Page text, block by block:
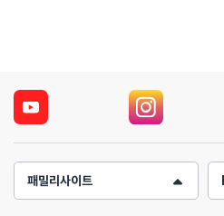
입원기간 동안 힐링하는 기분으로 치료
감사합니다~
패밀리사이트